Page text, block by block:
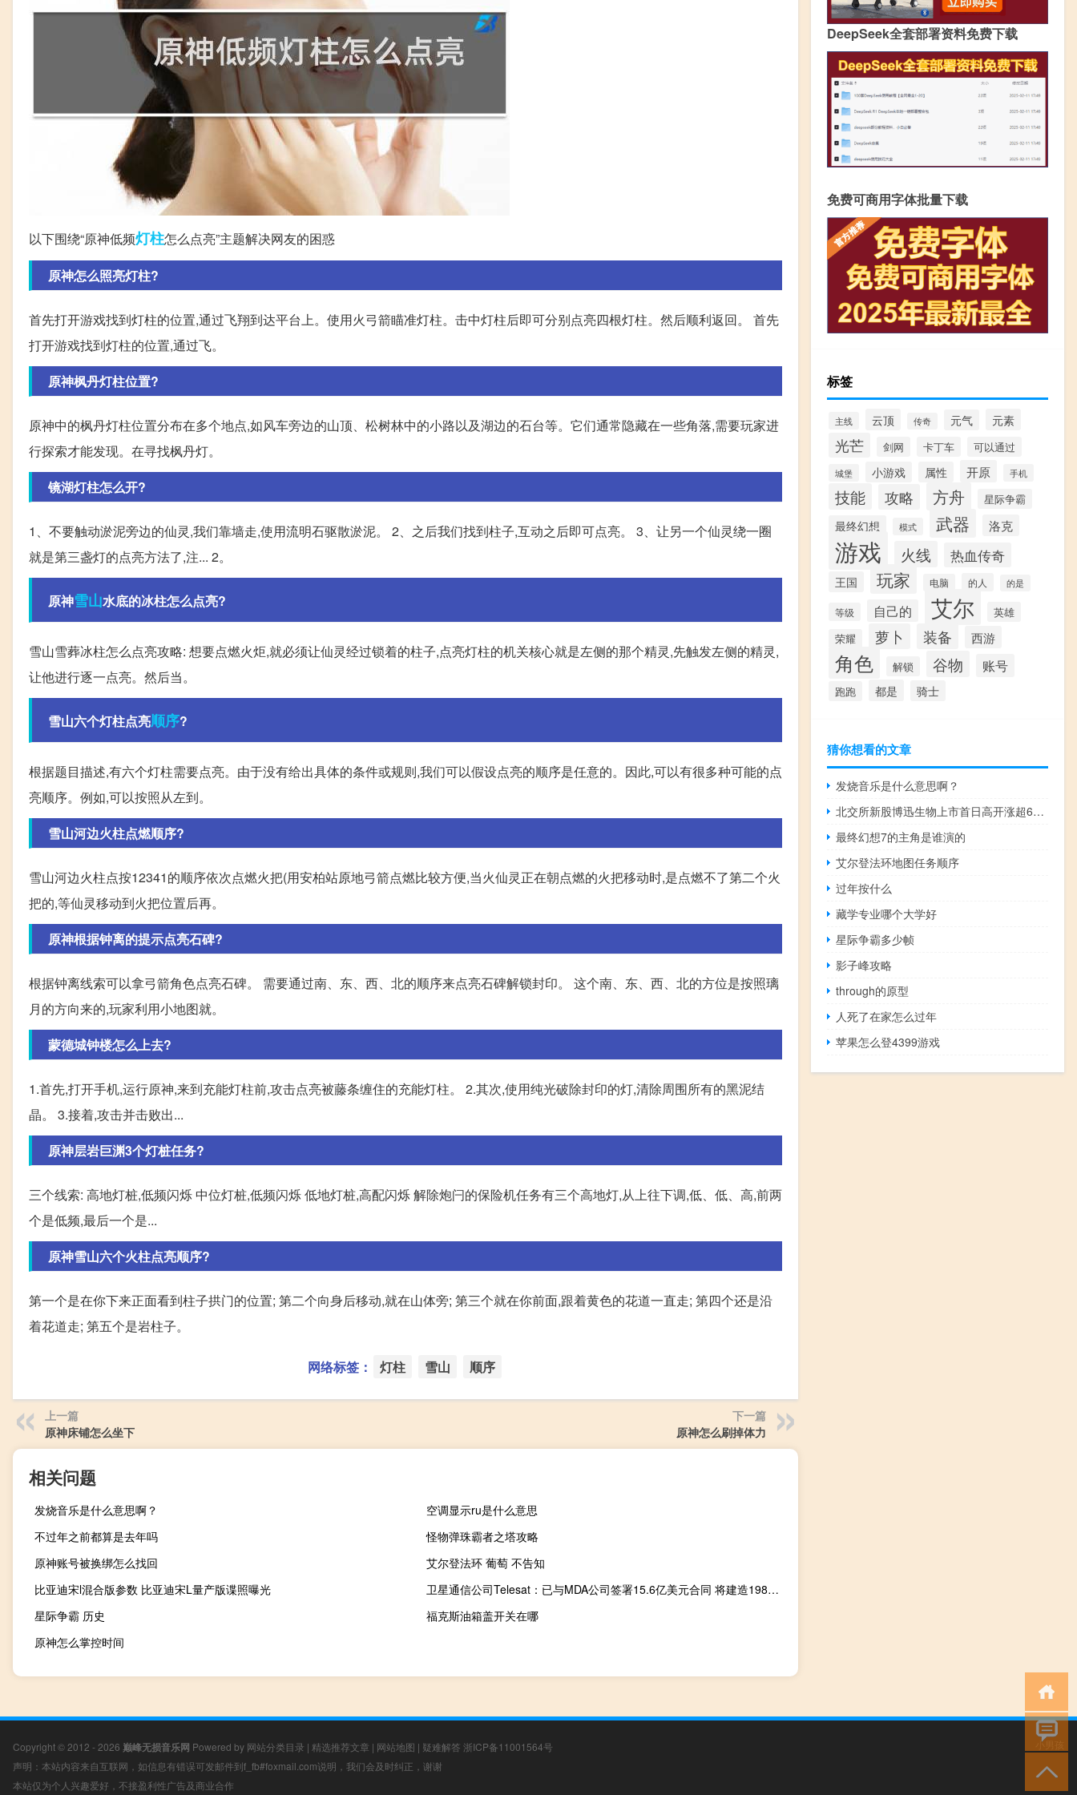
以下围绕“原神低频灯柱怎么点亮”主题解决网友的困惑
原神怎么照亮灯柱?
首先打开游戏找到灯柱的位置,通过飞翔到达平台上。使用火弓箭瞄准灯柱。击中灯柱后即可分别点亮四根灯柱。然后顺利返回。 首先
打开游戏找到灯柱的位置,通过飞。
原神枫丹灯柱位置?
原神中的枫丹灯柱位置分布在多个地点,如风车旁边的山顶、松树林中的小路以及湖边的石台等。它们通常隐藏在一些角落,需要玩家进
行探索才能发现。在寻找枫丹灯。
镜湖灯柱怎么开?
1、不要触动淤泥旁边的仙灵,我们靠墙走,使用流明石驱散淤泥。 2、之后我们找到柱子,互动之后即可点亮。 3、让另一个仙灵绕一圈
就是第三盏灯的点亮方法了,注... 2。
原神雪山水底的冰柱怎么点亮?
雪山雪葬冰柱怎么点亮攻略: 想要点燃火炬,就必须让仙灵经过锁着的柱子,点亮灯柱的机关核心就是左侧的那个精灵,先触发左侧的精灵,
让他进行逐一点亮。然后当。
雪山六个灯柱点亮顺序?
根据题目描述,有六个灯柱需要点亮。由于没有给出具体的条件或规则,我们可以假设点亮的顺序是任意的。因此,可以有很多种可能的点
亮顺序。例如,可以按照从左到。
雪山河边火柱点燃顺序?
雪山河边火柱点按12341的顺序依次点燃火把(用安柏站原地弓箭点燃比较方便,当火仙灵正在朝点燃的火把移动时,是点燃不了第二个火
把的,等仙灵移动到火把位置后再。
原神根据钟离的提示点亮石碑?
根据钟离线索可以拿弓箭角色点亮石碑。 需要通过南、东、西、北的顺序来点亮石碑解锁封印。 这个南、东、西、北的方位是按照璃
月的方向来的,玩家利用小地图就。
蒙德城钟楼怎么上去?
1.首先,打开手机,运行原神,来到充能灯柱前,攻击点亮被藤条缠住的充能灯柱。 2.其次,使用纯光破除封印的灯,清除周围所有的黑泥结
晶。 3.接着,攻击并击败出...
原神层岩巨渊3个灯桩任务?
三个线索: 高地灯桩,低频闪烁 中位灯桩,低频闪烁 低地灯桩,高配闪烁 解除炮闩的保险机任务有三个高地灯,从上往下调,低、低、高,前两
个是低频,最后一个是...
原神雪山六个火柱点亮顺序?
第一个是在你下来正面看到柱子拱门的位置; 第二个向身后移动,就在山体旁; 第三个就在你前面,跟着黄色的花道一直走; 第四个还是沿
着花道走; 第五个是岩柱子。
网络标签： 灯柱 雪山 顺序
上一篇
原神床铺怎么坐下
下一篇
原神怎么刷掉体力
相关问题
发烧音乐是什么意思啊？
空调显示ru是什么意思
不过年之前都算是去年吗
怪物弹珠霸者之塔攻略
原神账号被换绑怎么找回
艾尔登法环 葡萄 不告知
比亚迪宋l混合版参数 比亚迪宋L量产版谍照曝光
卫星通信公司Telesat：已与MDA公司签署15.6亿美元合同 将建造198颗卫星
星际争霸 历史
福克斯油箱盖开关在哪
原神怎么掌控时间
DeepSeek全套部署资料免费下载
免费可商用字体批量下载
标签
主线 云顶 传奇 元气 元素
光芒 剑网 卡丁车 可以通过
城堡 小游戏 属性 开原 手机
技能 攻略 方舟 星际争霸
最终幻想 模式 武器 洛克
游戏 火线 热血传奇
王国 玩家 电脑 的人 的是
等级 自己的 艾尔 英雄
荣耀 萝卜 装备 西游
角色 解锁 谷物 账号
跑跑 都是 骑士
猜你想看的文章
发烧音乐是什么意思啊？
北交所新股博迅生物上市首日高开涨超64%
最终幻想7的主角是谁演的
艾尔登法环地图任务顺序
过年按什么
藏学专业哪个大学好
星际争霸多少帧
影子峰攻略
through的原型
人死了在家怎么过年
苹果怎么登4399游戏
Copyright © 2012 - 2026 巅峰无损音乐网 Powered by 网站分类目录 | 精选推荐文章 | 网站地图 | 疑难解答 浙ICP备11001564号
声明：本站内容来自互联网，如信息有错误可发邮件到f_fb#foxmail.com说明，我们会及时纠正，谢谢
本站仅为个人兴趣爱好，不接盈利性广告及商业合作
小男孩